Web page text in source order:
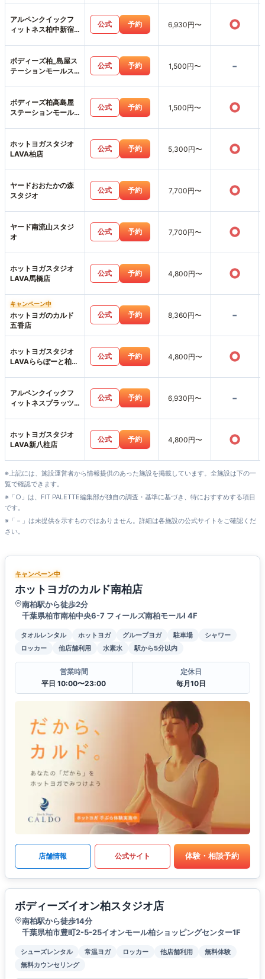
アルペンクイックフ
ィットネス柏中新宿
公式 予約 6,930円〜 ○
ボディーズ柏_島屋ス
テーションモールス
公式 予約 1,500円〜 -
ボディーズ柏高島屋
ステーションモール
公式 予約 1,500円〜 ○
ホットヨガスタジオ
LAVA柏店
公式 予約 5,300円〜 ○
ヤードおおたかの森
スタジオ
公式 予約 7,700円〜 ○
ヤード南流山スタジ
オ
公式 予約 7,700円〜 ○
ホットヨガスタジオ
LAVA馬橋店
公式 予約 4,800円〜 ○
キャンペーン中
ホットヨガのカルド
五香店
公式 予約 8,360円〜 -
ホットヨガスタジオ
LAVAららぽーと柏の
公式 予約 4,800円〜 ○
アルペンクイックフ
ィットネスプラッツ
公式 予約 6,930円〜 -
ホットヨガスタジオ
LAVA新八柱店
公式 予約 4,800円〜 ○
※上記には、施設運営者から情報提供のあった施設を掲載しています。全施設は下の一
覧で確認できます。
※「○」は、FIT PALETTE編集部が独自の調査・基準に基づき、特におすすめする項目
です。
※「－」は未提供を示すものではありません。詳細は各施設の公式サイトをご確認くだ
さい。
キャンペーン中
ホットヨガのカルド南柏店
南柏駅から徒歩2分
千葉県柏市南柏中央6-7 フィールズ南柏モールⅠ 4F
タオルレンタル ホットヨガ グループヨガ 駐車場
シャワー
ロッカー
他店舗利用 水素水 駅から5分以内
営業時間
平日 10:00〜23:00
定休日
毎月10日
店舗情報 公式サイト 体験・相談予約
ボディーズイオン柏スタジオ店
南柏駅から徒歩14分
千葉県柏市豊町2-5-25イオンモール柏ショッピングセンター1F
シューズレンタル 常温ヨガ ロッカー 他店舗利用
無料体験
無料カウンセリング